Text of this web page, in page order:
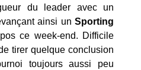
du leader avec un
ainsi un Sporting
ce week-end. Difficile
tirer quelque conclusion
toujours aussi peu